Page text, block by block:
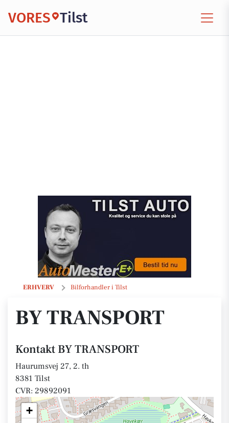
VORES Tilst
ERHVERV Bilforhandler i Tilst
BY TRANSPORT
BY TRANSPORT
Kontakt BY TRANSPORT
Haurumsvej 27, 2. th
8381 Tilst
CVR: 29892091
+